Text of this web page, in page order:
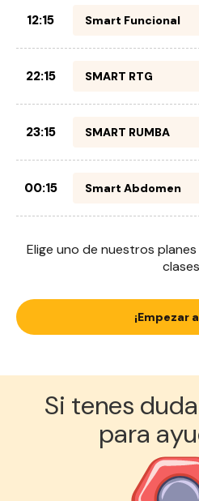
12:15 Smart Funcional
22:15 SMART RTG
23:15 SMART RUMBA
00:15 Smart Abdomen
Elige uno de nuestros
clases
¡Empezar
Si tenes
para